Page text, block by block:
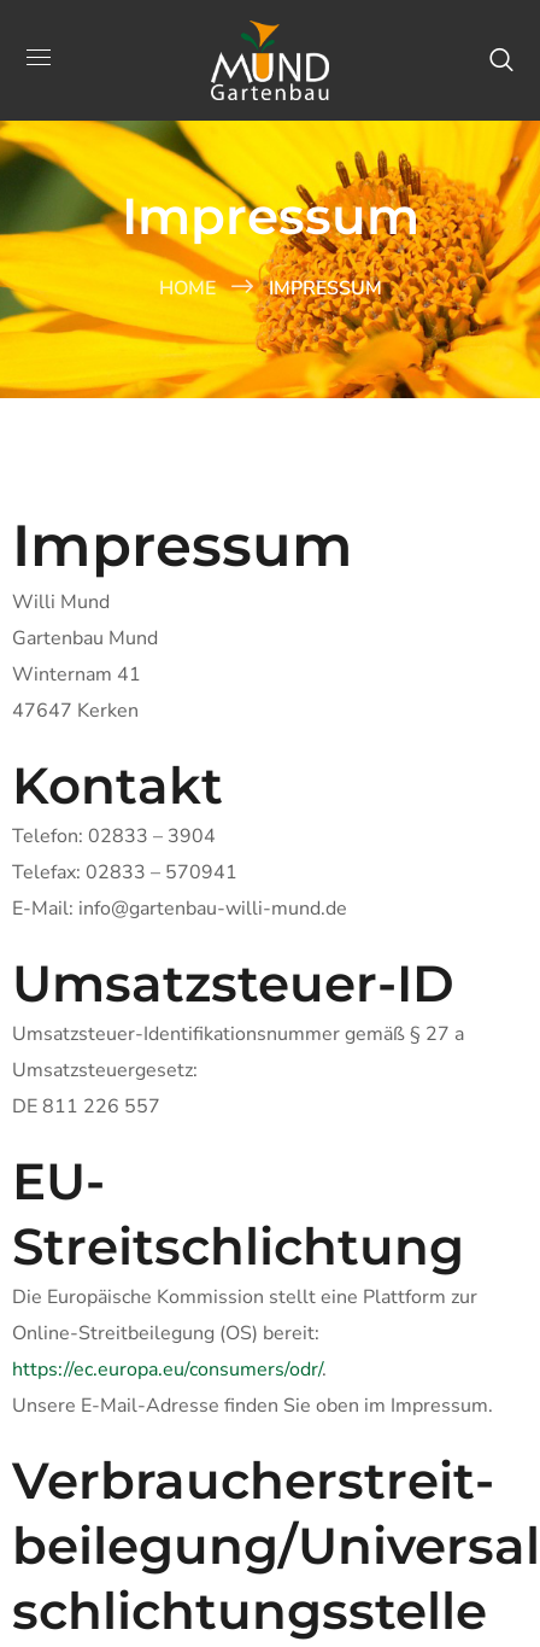
Impressum
HOME IMPRESSUM
Impressum
Willi Mund
Gartenbau Mund
Winternam 41
47647 Kerken
Kontakt
Telefon: 02833 – 3904
Telefax: 02833 – 570941
E-Mail: info@gartenbau-willi-mund.de
Umsatzsteuer-ID
Umsatzsteuer-Identifikationsnummer gemäß § 27 a
Umsatzsteuergesetz:
DE 811 226 557
EU-
Streitschlichtung
Die Europäische Kommission stellt eine Plattform zur
Online-Streitbeilegung (OS) bereit:
https://ec.europa.eu/consumers/odr/.
Unsere E-Mail-Adresse finden Sie oben im Impressum.
Verbraucher­streit­
beilegung/
schlichtungs­stelle